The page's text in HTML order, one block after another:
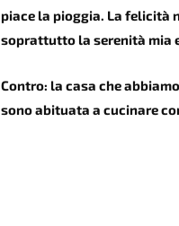
piace la pioggia. La felicità
soprattutto la serenità mia
Contro: la casa che
sono abituata a cucinare